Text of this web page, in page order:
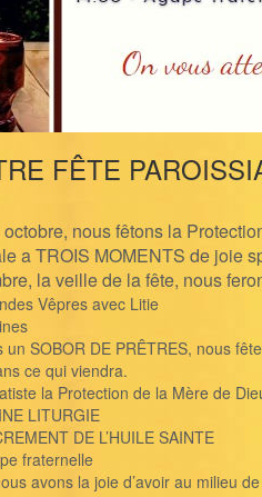
FÊTE
nous fêtons la
a TROIS MOMENTS de joie
la veille de la fête, nous
Vêpres avec Litie
un SOBOR DE PRÊTRES, nous
ce qui viendra.
la Protection de la Mère de
LITURGIE
DE L’HUILE SAINTE
fraternelle
avons la joie d’avoir au milieu